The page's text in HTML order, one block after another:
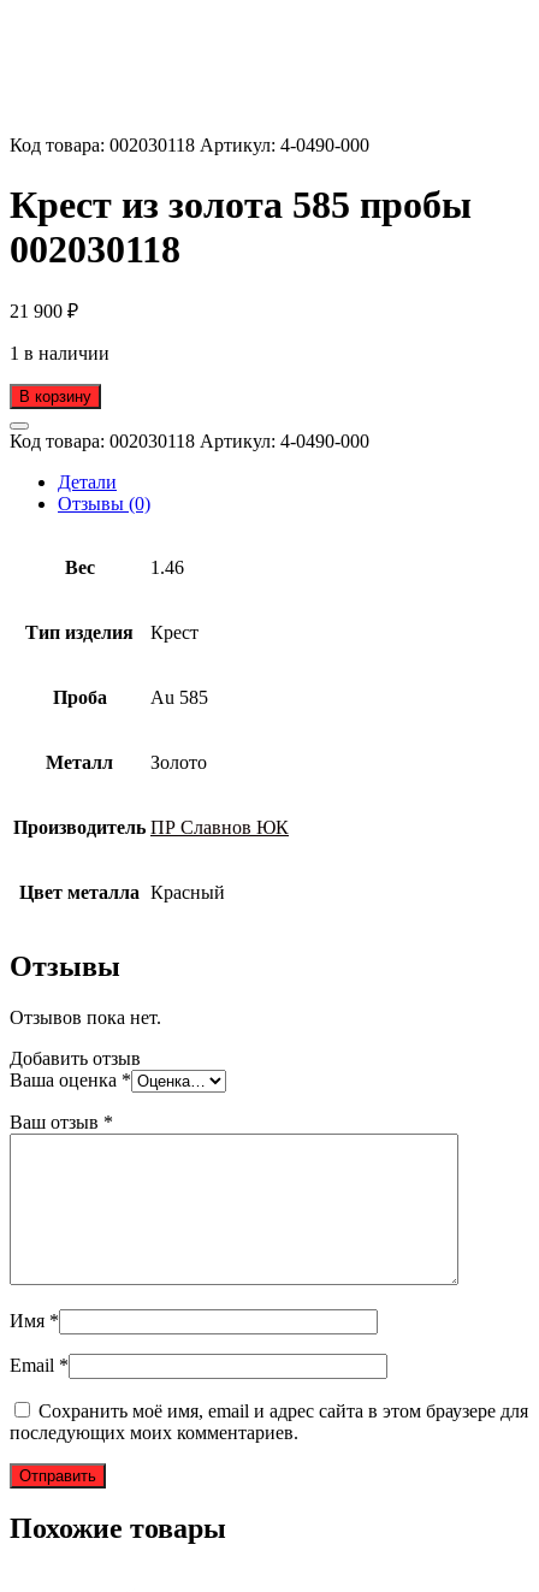
Код товара: 002030118 Артикул: 4-0490-000
Крест из золота 585 пробы
002030118
21 900 ₽
1 в наличии
В корзину
Код товара: 002030118 Артикул: 4-0490-000
Детали
Отзывы (0)
Вес 1.46
Тип изделия Крест
Проба Au 585
Металл Золото
Производитель ПР Славнов ЮК
Цвет металла Красный
Отзывы
Отзывов пока нет.
Добавить отзыв
Ваша оценка *
Ваш отзыв *
Имя *
Email *
Сохранить моё имя, email и адрес сайта в этом браузере для
последующих моих комментариев.
Похожие товары